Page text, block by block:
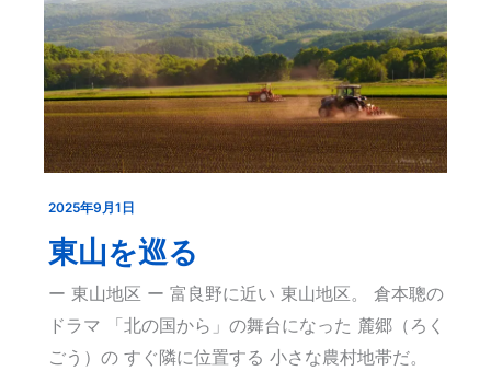
2025年9月1日
東山を巡る
ー 東山地区 ー 富良野に近い 東山地区。 倉本聰の
ドラマ 「北の国から」の舞台になった 麓郷（ろく
ごう）の すぐ隣に位置する 小さな農村地帯だ。
東
山
る